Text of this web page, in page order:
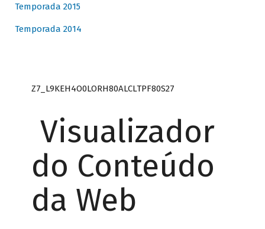
Temporada 2015
Temporada 2014
Z7_L9KEH4O0LORH80ALCLTPF80S27
Visualizador
do Conteúdo
da Web